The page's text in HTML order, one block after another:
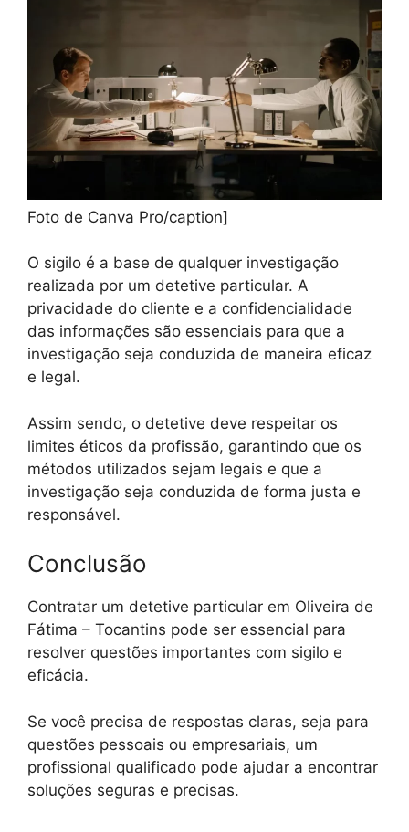
Foto de Canva Pro/caption]
O sigilo é a base de qualquer investigação
realizada por um detetive particular. A
privacidade do cliente e a confidencialidade
das informações são essenciais para que a
investigação seja conduzida de maneira eficaz
e legal.
Assim sendo, o detetive deve respeitar os
limites éticos da profissão, garantindo que os
métodos utilizados sejam legais e que a
investigação seja conduzida de forma justa e
responsável.
Conclusão
Contratar um detetive particular em Oliveira de
Fátima – Tocantins pode ser essencial para
resolver questões importantes com sigilo e
eficácia.
Se você precisa de respostas claras, seja para
questões pessoais ou empresariais, um
profissional qualificado pode ajudar a encontrar
soluções seguras e precisas.